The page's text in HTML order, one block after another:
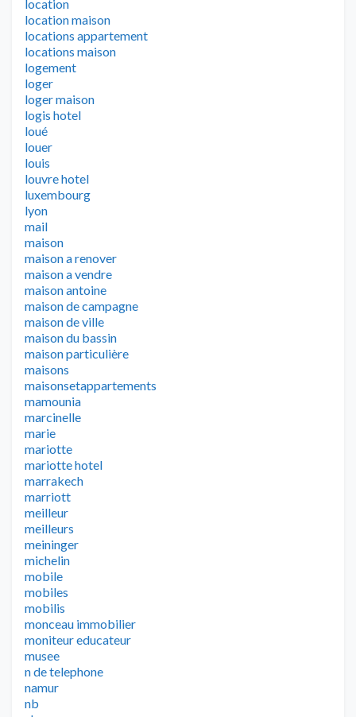
location
location maison
locations appartement
locations maison
logement
loger
loger maison
logis hotel
loué
louer
louis
louvre hotel
luxembourg
lyon
mail
maison
maison a renover
maison a vendre
maison antoine
maison de campagne
maison de ville
maison du bassin
maison particulière
maisons
maisonsetappartements
mamounia
marcinelle
marie
mariotte
mariotte hotel
marrakech
marriott
meilleur
meilleurs
meininger
michelin
mobile
mobiles
mobilis
monceau immobilier
moniteur educateur
musee
n de telephone
namur
nb